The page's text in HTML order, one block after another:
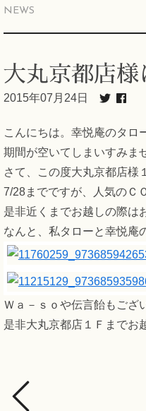
NEWS
大丸京都店様
2015年07月24日
こんにちは。幸悦庵のタロ
期間が空いてしまいすみま
さて、この度大丸京都店様
7/28までですが、人気のＣ
是非近くまでお越しの際は
なんと、私タローと幸悦
Ｗａ－ｓｏや伝言飴もござ
是非大丸京都店１Ｆまでお